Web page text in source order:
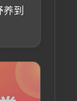
养到